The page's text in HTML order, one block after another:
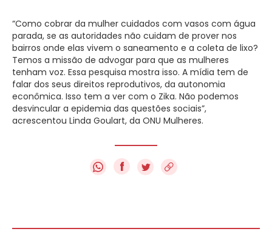
“Como cobrar da mulher cuidados com vasos com água
parada, se as autoridades não cuidam de prover nos
bairros onde elas vivem o saneamento e a coleta de lixo?
Temos a missão de advogar para que as mulheres
tenham voz. Essa pesquisa mostra isso. A mídia tem de
falar dos seus direitos reprodutivos, da autonomia
econômica. Isso tem a ver com o Zika. Não podemos
desvincular a epidemia das questões sociais”,
acrescentou Linda Goulart, da ONU Mulheres.
f